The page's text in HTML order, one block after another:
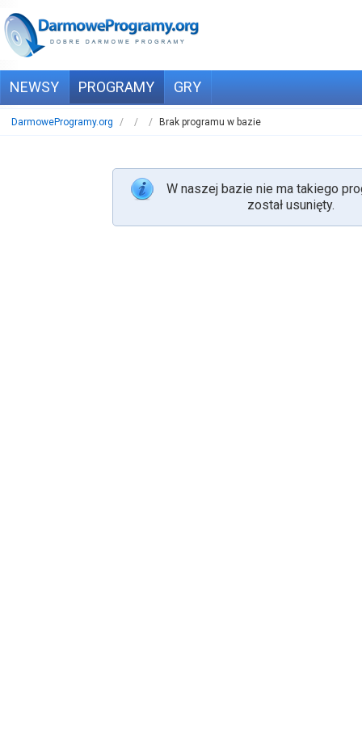
NEWSY PROGRAMY GRY
DarmoweProgramy.org / / / Brak programu w bazie
W naszej bazie nie ma takiego
został usunięty.